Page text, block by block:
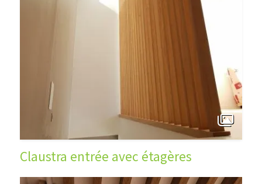
Claustra entrée avec étagères